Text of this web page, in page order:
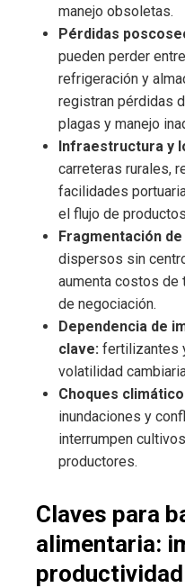
manejo obsoletas.
Pérdidas
pueden perder entre
refrigeración y
registran pérdidas
plagas y manejo
Infraestructura y
carreteras rurales,
facilidades
el flujo de
Fragmentación
dispersos sin
aumenta costos de
de negociación.
Dependencia de
clave: fertilizantes
volatilidad
Choques
inundaciones y
interrumpen
productores.
Claves para
alimentaria: